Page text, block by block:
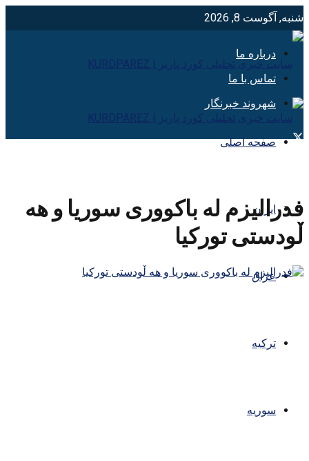
شنبه, آگوست 8, 2026
درباره ما
تماس با ما
شهروند خبرنگار
صفحه اصلی
ایران
عراق
ترکیه
سوریه
فدرالیزم له باکووری سوریا و ھه
ڵودستی تورکیا